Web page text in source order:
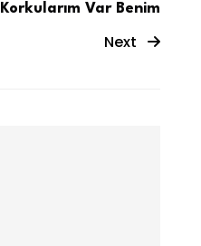
Korkularım Var Benim
Next